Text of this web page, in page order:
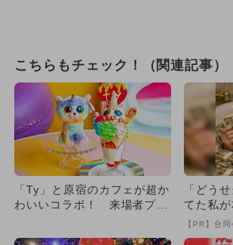
こちらもチェック！（関連記事）
「Ty」と原宿のカフェが超か
わいいコラボ！ 来場者プレ
「どう
てた私が
い方”が
【PR】合